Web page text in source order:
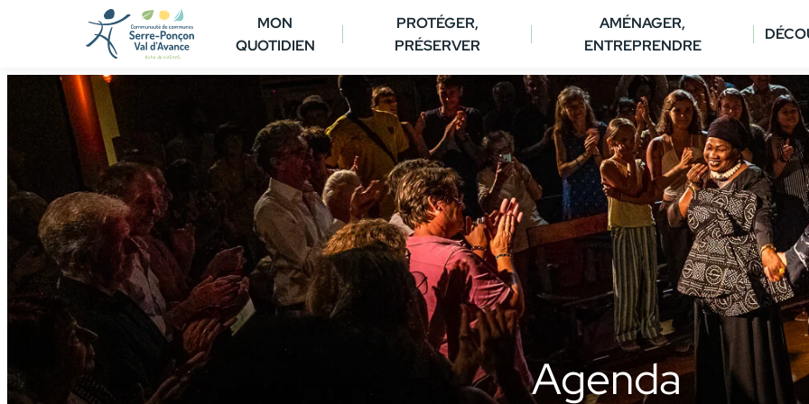
MON
QUOTIDIEN
PROTÉGER,
PRÉSERVER
AMÉNAGER,
ENTREPRENDRE
Agenda